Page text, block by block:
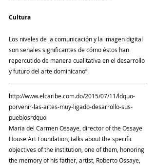
Cultura
Los niveles de la comunicación y la imagen digital
son señales significantes de cómo éstos han
repercutido de manera cualitativa en el desarrollo
y futuro del arte dominicano”.
http://www.elcaribe.com.do/2015/07/11/ldquo-
porvenir-las-artes-muy-ligado-desarrollo-sus-
pueblosrdquo
Maria del Carmen Ossaye, director of the Ossaye
House Art Foundation, talks about the specific
objectives of the institution, one of them, honoring
the memory of his father, artist, Roberto Ossaye,